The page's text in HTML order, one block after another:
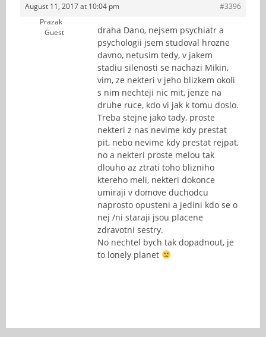
O Nezvědavci
Kontakt
August 11, 2017 at 10:04 pm
#3396
Prazak
Guest
draha Dano, nejsem psychiatr a
psychologii jsem studoval hrozne
davno, netusim tedy, v jakem
stadiu silenosti se nachazi Mikin,
vim, ze nekteri v jeho blizkem okoli
s nim nechteji nic mit, jenze na
druhe ruce, kdo vi jak k tomu doslo.
Treba stejne jako tady, proste
nekteri z nas nevime kdy prestat
pit, nebo nevime kdy prestat rejpat,
no a nekteri proste melou tak
dlouho az ztrati toho blizniho
ktereho meli, nekteri dokonce
umiraji v domove duchodcu
naprosto opusteni a jedini kdo se o
nej /ni staraji jsou placene
zdravotni sestry.
No nechtel bych tak dopadnout, je
to lonely planet